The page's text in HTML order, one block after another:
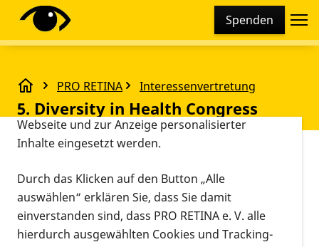
Spenden
PRO RETINA Interessenvertretung
5. Diversity in Health Congress
5. Diversity in Health Congress
Informationen zum Termin
24.02.2026, 09:00 Uhr
Vielfalt im Gesundheitswesen - Gesundheit
Diese Webseite setzt verschiedene Cookies und
Tracking-Tools ein. Dies beinhaltet Cookies und
technisch notwendig sind, die zu statistischen
Zwecken sowie zur besseren Bedienbarkeit der
Webseite und zur Anzeige personalisierter
Inhalte eingesetzt werden.
Durch das Klicken auf den Button „Alle
auswählen“ erklären Sie, dass Sie damit
einverstanden sind, dass PRO RETINA e. V. alle
hierdurch ausgewählten Cookies und Tracking-